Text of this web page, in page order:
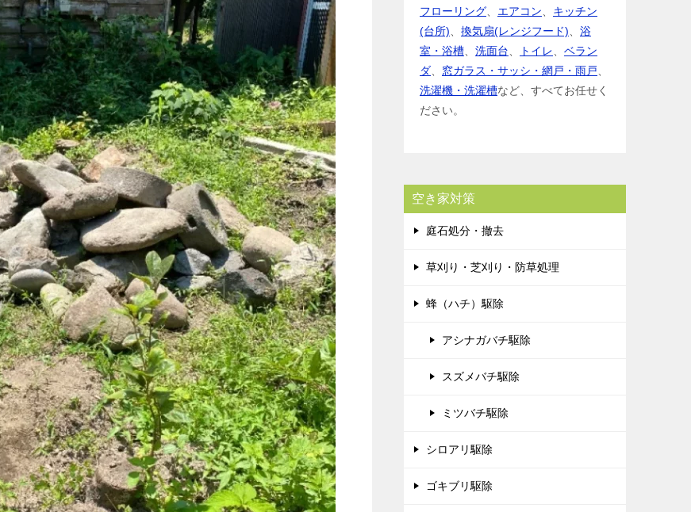
フローリング エアコン
キッチン
(台所)
換気扇(レンジフード)
浴
室・浴槽
洗面台 トイレ
ベラン
ダ
窓ガラス・サッシ・網戸・雨戸
洗濯機・洗濯槽など、すべてお任せく
ださい。
空き家対策
庭石処分・撤去
草刈り・芝刈り・防草処理
蜂（ハチ）駆除
アシナガバチ駆除
スズメバチ駆除
ミツバチ駆除
シロアリ駆除
ゴキブリ駆除